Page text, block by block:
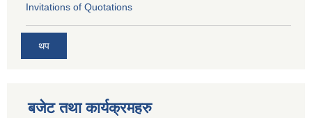
Invitations of Quotations
थप
बजेट तथा कार्यक्रमहरु